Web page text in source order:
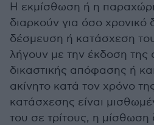
Η εκμίσθωση ή η
διαρκούν για όσο χρονικό
δέσμευση ή κατάσχεση
λήγουν με την έκδοση της
δικαστικής απόφασης ή
ακίνητο κατά τον χρόνο
κατάσχεσης είναι
του σε τρίτους, η μίσθωση